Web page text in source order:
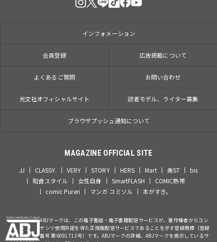
インフォメーション
会員登録 広告掲載について
よくあるご質問 お問い合わせ
光文社オフィシャルサイト 読者モデル、ライター募集
ブラウザプッシュ通知について
MAGAZINE OFFICIAL SITE
JJ CLASSY. VERY STORY HERS Mart 美ST
bis
和食スタイル
女性自身 SmartFLASH
COMIC熱帯
comic Pureri
マンガ コミソル 本がすき。
ABJマークは、この電子書店・電子書籍配信サービスが、著作権者からコン
テンツ使用許諾を得た正規版配信サービスであることを示す登録商標（登録
番号 第6091713号）です。ABJマークの詳細、ABJマークを掲示しているサ